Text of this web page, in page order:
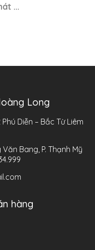
...
Long
Phú Diễn – Bắc Từ Liêm
Văn Bang, P. Thạnh Mỹ
hàng